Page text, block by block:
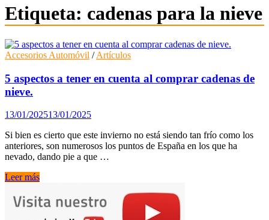
Etiqueta: cadenas para la nieve
Accesorios Automóvil /Artículos
5 aspectos a tener en cuenta al comprar cadenas de
nieve.
13/01/202513/01/2025
Si bien es cierto que este invierno no está siendo tan frío como los
anteriores, son numerosos los puntos de España en los que ha
nevado, dando pie a que …
5
tener
Leer más